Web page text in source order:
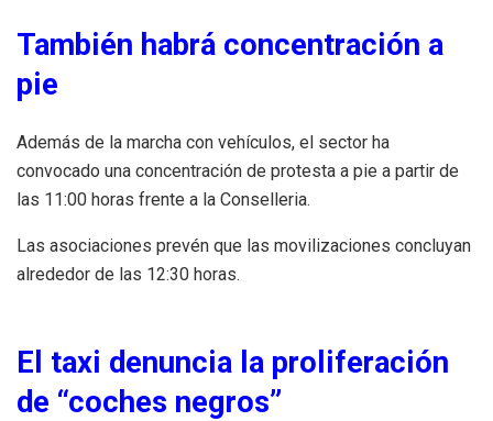
También habrá concentración a
pie
Además de la marcha con vehículos, el sector ha
convocado una concentración de protesta a pie a partir de
las 11:00 horas frente a la Conselleria.
Las asociaciones prevén que las movilizaciones concluyan
alrededor de las 12:30 horas.
El taxi denuncia la proliferación
de “coches negros”